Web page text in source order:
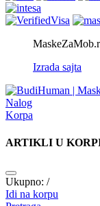
Izrada sajta
Nalog
Korpa
ARTIKLI U
Ukupno: /
Idi na korpu